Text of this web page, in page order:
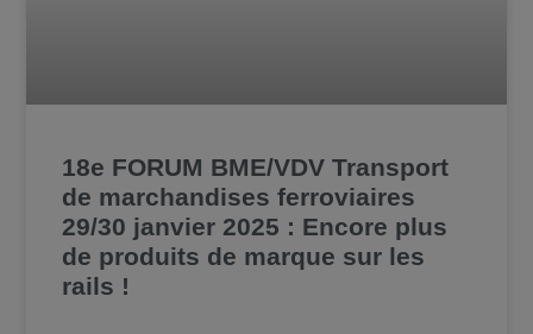
18e FORUM BME/VDV Transport
de marchandises ferroviaires
29/30 janvier 2025 : Encore plus
de produits de marque sur les
rails !